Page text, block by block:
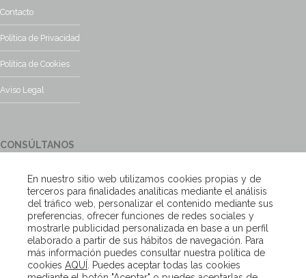
Contacto
Política de Privacidad
Política de Cookies
Aviso Legal
CONSÚLTANOS
encantados
Escríbenos
En nuestro sitio web utilizamos cookies propias y de
terceros para finalidades analíticas mediante el análisis
del tráfico web, personalizar el contenido mediante sus
preferencias, ofrecer funciones de redes sociales y
mostrarle publicidad personalizada en base a un perfil
elaborado a partir de sus hábitos de navegación. Para
más información puedes consultar nuestra política de
cookies AQUÍ
. Puedes aceptar todas las cookies